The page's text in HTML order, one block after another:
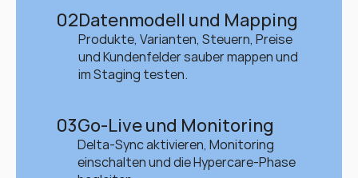
02Datenmodell und Mapping
Produkte, Varianten, Steuern, Preise
und Kundenfelder sauber mappen und
im Staging testen.
03Go-Live und Monitoring
Delta-Sync aktivieren, Monitoring
einschalten und die Hypercare-Phase